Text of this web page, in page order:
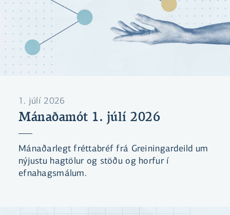
1. júlí 2026
Mánaðamót 1. júlí 2026
Mánaðarlegt fréttabréf frá Greiningardeild um
nýjustu hagtölur og stöðu og horfur í
efnahagsmálum.